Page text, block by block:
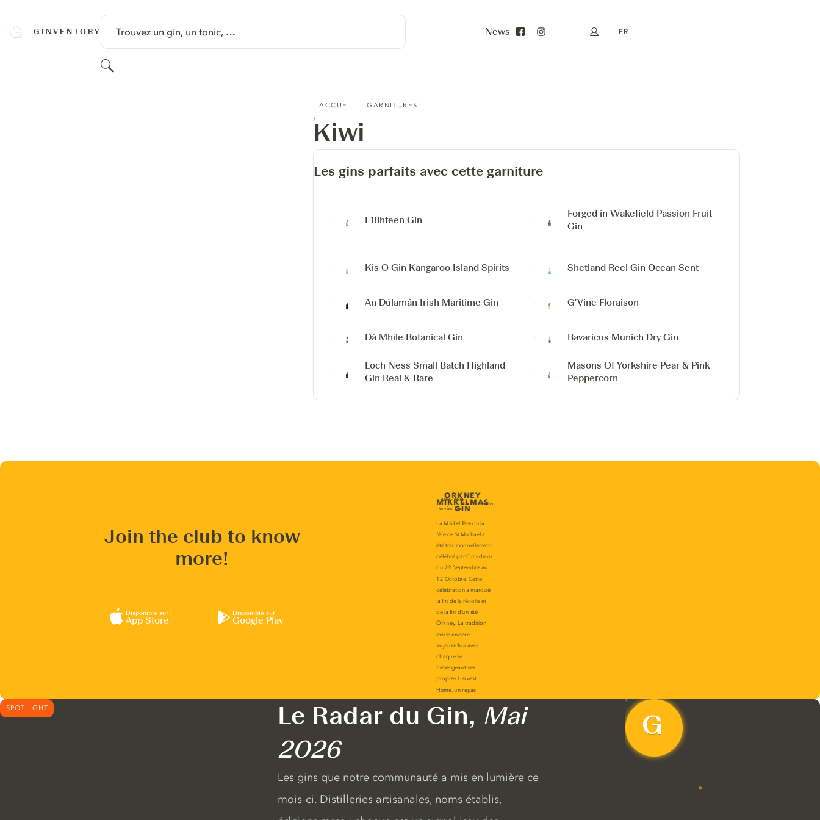
GINVENTORY Trouvez un gin, un tonic, …
Rechercher
News Mon compte
FR
ACCUEIL GARNITURES
Kiwi
Les gins parfaits avec cette garniture
E18hteen Gin
Forged in Wakefield Passion Fruit
Gin
Kis O Gin Kangaroo Island Spirits Shetland Reel Gin Ocean Sent
An Dúlamán Irish Maritime Gin G'Vine Floraison
Dà Mhìle Botanical Gin Bavaricus Munich Dry Gin
Loch Ness Small Batch Highland
Gin Real & Rare
Masons Of Yorkshire Pear & Pink
Peppercorn
Join the club to know
more!
Disponible sur l’
App Store
Disponible sur
Google Play
SPOTLIGHT Le Radar du Gin, Mai
2026
Les gins que notre communauté a mis en lumière ce
mois-ci. Distilleries artisanales, noms établis,